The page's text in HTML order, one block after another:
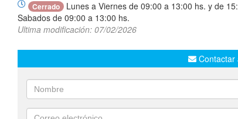
Cerrado
Lunes a Viernes de 09:00 a 13:00 hs. y de
Sabados de 09:00 a 13:00 hs.
Ultima modificación: 07/02/2026
Contactar